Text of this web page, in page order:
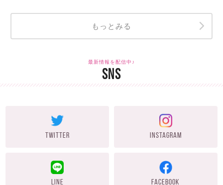
もっとみる
最新情報を配信中♪
SNS
TWITTER INSTAGRAM
LINE FACEBOOK